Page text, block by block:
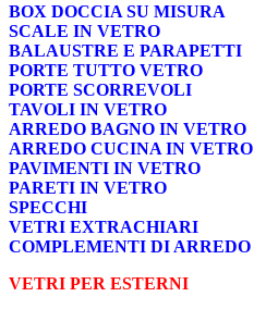
BOX DOCCIA SU MISURA
SCALE IN VETRO
BALAUSTRE E PARAPETTI
PORTE TUTTO VETRO
PORTE SCORREVOLI
TAVOLI IN VETRO
ARREDO BAGNO IN VETRO
ARREDO CUCINA IN VETRO
PAVIMENTI IN VETRO
PARETI IN VETRO
SPECCHI
VETRI EXTRACHIARI
COMPLEMENTI DI ARREDO
VETRI PER ESTERNI